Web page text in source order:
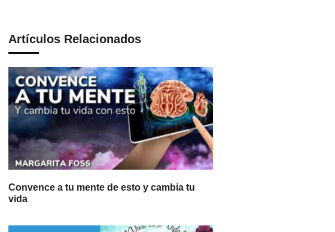
Artículos Relacionados
Convence a tu mente de esto y cambia tu
vida